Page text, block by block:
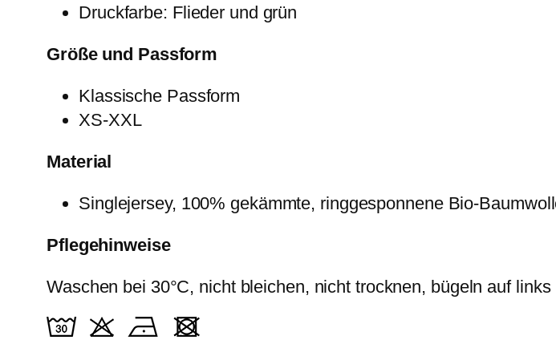
Druckfarbe: Flieder und grün
Größe und Passform
Klassische Passform
XS-XXL
Material
Singlejersey, 100% gekämmte, ringgesponnene Bio-
Pflegehinweise
Waschen bei 30°C, nicht bleichen, nicht trocknen, bügeln auf links